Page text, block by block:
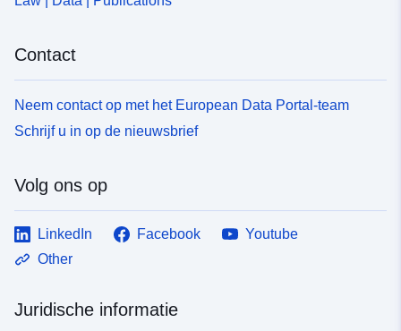
Contact
Neem contact op met het European Data Portal-team
Schrijf u in op de nieuwsbrief
Volg ons op
LinkedIn Facebook
Youtube
Other
Juridische informatie